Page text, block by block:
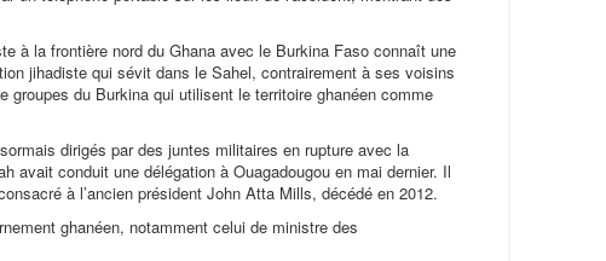
à la frontière nord du Ghana avec le Burkina Faso connaît une
jihadiste qui sévit dans le Sahel, contrairement à ses voisins
groupes du Burkina qui utilisent le territoire ghanéen comme
dirigés par des juntes militaires en rupture avec la
avait conduit une délégation à Ouagadougou en mai dernier. Il
à l’ancien président John Atta Mills, décédé en 2012.
ghanéen, notamment celui de ministre des